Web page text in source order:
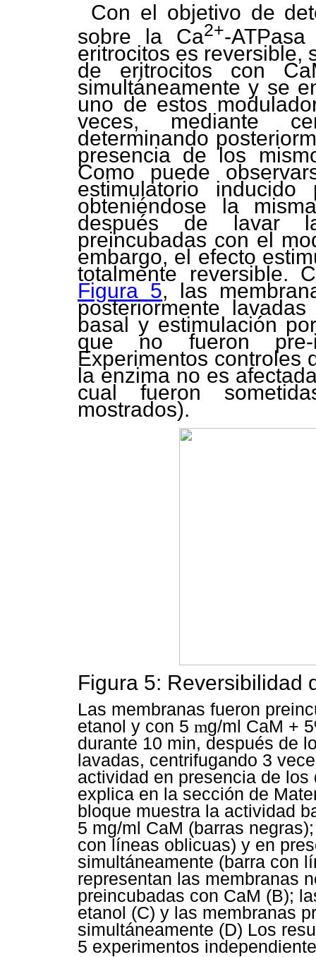
Con el objetivo de
sobre la Ca2+-
eritrocitos es reversible,
de eritrocitos con
simultáneamente y se
uno de estos
veces, mediante
determinando
presencia de los
Como puede
estimulatorio
obteniéndose la
después de lavar
preincubadas con el
embargo, el efecto
totalmente reversible.
Figura 5, las
posteriormente
basal y estimulación
que no fueron pre-
Experimentos controles
la enzima no es
cual fueron
mostrados).
Figura 5: Reversibilidad
Las membranas fueron
etanol y con 5 mg/ml CaM +
durante 10 min, después de
lavadas, centrifugando 3
actividad en presencia de
explica en la sección de
bloque muestra la actividad
5 mg/ml CaM (barras
con líneas oblicuas) y en
simultáneamente (barra con
representan las membranas
preincubadas con CaM (B);
etanol (C) y las membranas
simultáneamente (D) Los
5 experimentos